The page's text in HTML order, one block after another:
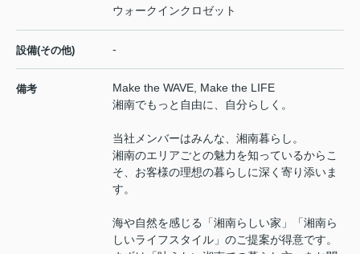
ウォークインクロゼット
設備(その他) -
備考
Make the WAVE, Make the LIFE
湘南でもっと自由に、自分らしく。
当社メンバーはみんな、湘南暮らし。
湘南のエリアごとの魅力を知っているからこ
そ、お客様の理想の暮らしに深く寄り添いま
す。
海や自然を感じる「湘南らしい家」「湘南ら
しいライフスタイル」のご提案が得意です。